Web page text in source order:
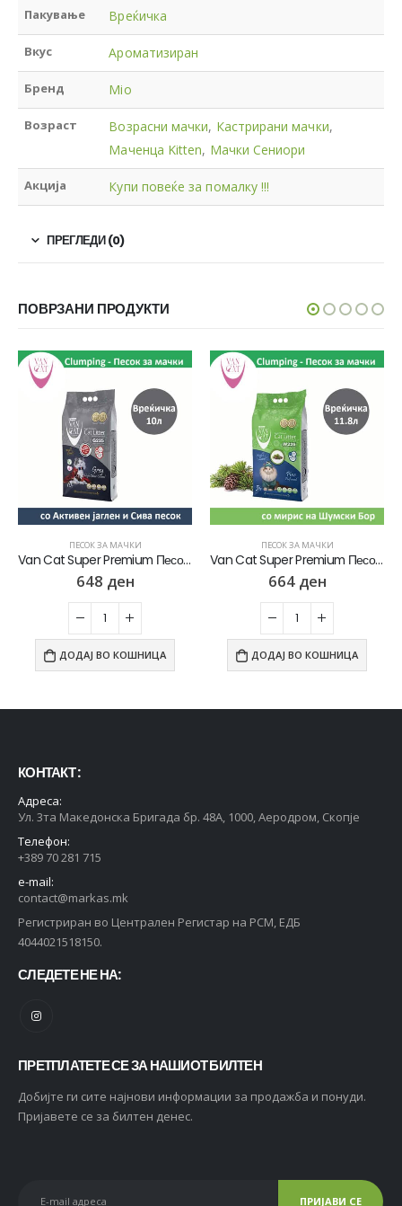
Пакување Вреќичка
Вкус Ароматизиран
Бренд Mio
Возраст Возрасни мачки, Кастрирани мачки,
Маченца Kitten, Мачки Сениори
Акција Купи повеќе за помалку !!!
ПРЕГЛЕДИ (0)
ПОВРЗАНИ ПРОДУКТИ
ПЕСОК ЗА МАЧКИ
Van Cat Super Premium Песок за мачки со микс на Активен јаглен и Сива песок [Вреќичка 10л]
648 ден
ДОДАЈ ВО КОШНИЦА
ПЕСОК ЗА МАЧКИ
Van Cat Super Premium Песок за мачки со мирис на Шумски бор [Вреќичка 11.8л]
664 ден
ДОДАЈ ВО КОШНИЦА
КОНТАКТ :
Адреса:
Ул. 3та Македонска Бригада бр. 48А, 1000, Аеродром, Скопје
Телефон:
+389 70 281 715
e-mail:
contact@markas.mk
Регистриран во Централен Регистар на РСМ, ЕДБ
4044021518150.
СЛЕДЕТЕ НЕ НА:
ПРЕТПЛАТЕТЕ СЕ ЗА НАШИОТ БИЛТЕН
Добијте ги сите најнови информации за продажба и понуди.
Пријавете се за билтен денес.